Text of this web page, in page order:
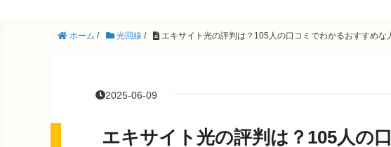
ホーム / 光回線 / エキサイト光の評判は？105人の口コミでわかるおすすめな
2025-06-09
エキサイト光の評判は？105人の